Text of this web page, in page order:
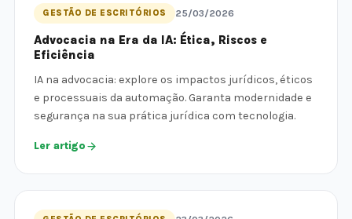
GESTÃO DE ESCRITÓRIOS 25/03/2026
Advocacia na Era da IA: Ética, Riscos e
Eficiência
IA na advocacia: explore os impactos jurídicos, éticos
e processuais da automação. Garanta modernidade e
segurança na sua prática jurídica com tecnologia.
Ler artigo